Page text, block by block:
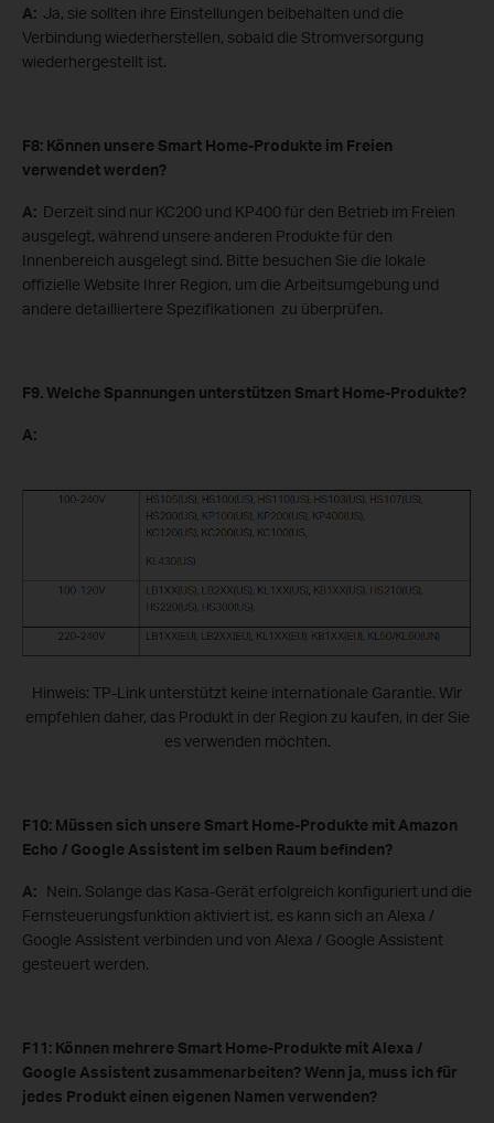
A: Ja, sie sollten ihre Einstellungen beibehalten und die
Verbindung wiederherstellen, sobald die Stromversorgung
wiederhergestellt ist.
F8: Können unsere Smart Home-Produkte im Freien
verwendet werden?
A: Derzeit sind nur KC200 und KP400 für den Betrieb im Freien
ausgelegt, während unsere anderen Produkte für den
Innenbereich ausgelegt sind. Bitte besuchen Sie die lokale
offizielle Website Ihrer Region, um die Arbeitsumgebung und
andere detailliertere Spezifikationen zu überprüfen.
F9. Welche Spannungen unterstützen Smart Home-Produkte?
A:
Hinweis: TP-Link unterstützt keine internationale Garantie. Wir
empfehlen daher, das Produkt in der Region zu kaufen, in der Sie
es verwenden möchten.
F10: Müssen sich unsere Smart Home-Produkte mit Amazon
Echo / Google Assistent im selben Raum befinden?
A: Nein. Solange das Kasa-Gerät erfolgreich konfiguriert und die
Fernsteuerungsfunktion aktiviert ist, es kann sich an Alexa /
Google Assistent verbinden und von Alexa / Google Assistent
gesteuert werden.
F11: Können mehrere Smart Home-Produkte mit Alexa /
Google Assistent zusammenarbeiten? Wenn ja, muss ich für
jedes Produkt einen eigenen Namen verwenden?